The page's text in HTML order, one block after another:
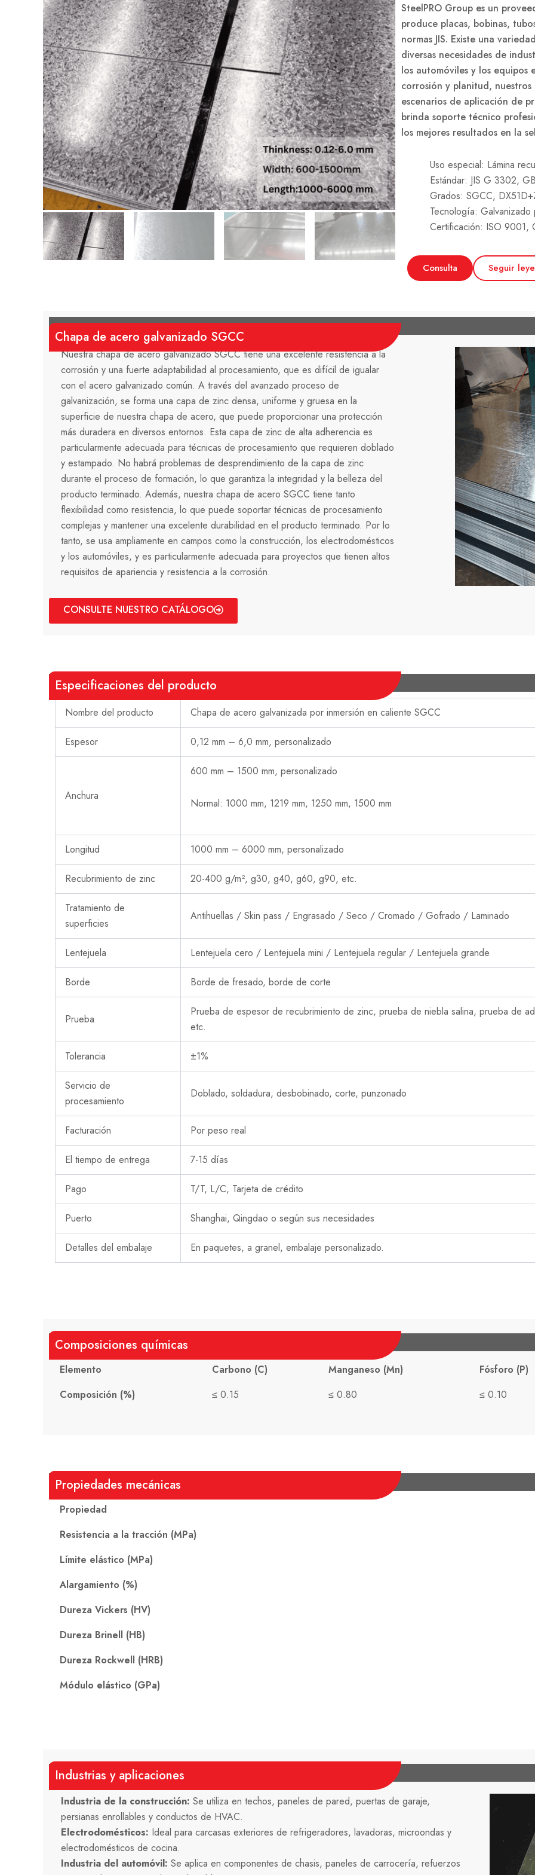
SteelPRO Group es un
produce placas, bobinas,
normas JIS. Existe una
diversas necesidades de
los automóviles y los equipos
corrosión y planitud,
escenarios de aplicación de
brinda soporte técnico
los mejores resultados en la
Uso especial: Lámina
Estándar: JIS G 3302,
Grados: SGCC,
Tecnología:
Certificación: ISO 9001,
Consulta Seguir
Chapa de acero galvanizado SGCC
Nuestra chapa de acero galvanizado SGCC tiene una excelente resistencia a la
corrosión y una fuerte adaptabilidad al procesamiento, que es difícil de igualar
con el acero galvanizado común. A través del avanzado proceso de
galvanización, se forma una capa de zinc densa, uniforme y gruesa en la
superficie de nuestra chapa de acero, que puede proporcionar una protección
más duradera en diversos entornos. Esta capa de zinc de alta adherencia es
particularmente adecuada para técnicas de procesamiento que requieren doblado
y estampado. No habrá problemas de desprendimiento de la capa de zinc
durante el proceso de formación, lo que garantiza la integridad y la belleza del
producto terminado. Además, nuestra chapa de acero SGCC tiene tanto
flexibilidad como resistencia, lo que puede soportar técnicas de procesamiento
complejas y mantener una excelente durabilidad en el producto terminado. Por lo
tanto, se usa ampliamente en campos como la construcción, los electrodomésticos
y los automóviles, y es particularmente adecuada para proyectos que tienen altos
requisitos de apariencia y resistencia a la corrosión.
CONSULTE NUESTRO CATÁLOGO
Especificaciones del producto
Nombre del producto Chapa de acero galvanizada por inmersión en caliente SGCC
Espesor 0,12 mm – 6,0 mm, personalizado
Anchura
600 mm – 1500 mm, personalizado
Normal: 1000 mm, 1219 mm, 1250 mm, 1500 mm
Longitud 1000 mm – 6000 mm, personalizado
Recubrimiento de zinc 20-400 g/m², g30, g40, g60, g90, etc.
Tratamiento de
superficies
Antihuellas / Skin pass / Engrasado / Seco / Cromado / Gofrado / Laminado
Lentejuela Lentejuela cero / Lentejuela mini / Lentejuela regular / Lentejuela grande
Borde Borde de fresado, borde de corte
Prueba
Prueba de espesor de recubrimiento de zinc, prueba de niebla salina, prueba de
etc.
Tolerancia ±1%
Servicio de
procesamiento
Doblado, soldadura, desbobinado, corte, punzonado
Facturación Por peso real
El tiempo de entrega 7-15 días
Pago T/T, L/C, Tarjeta de crédito
Puerto Shanghai, Qingdao o según sus necesidades
Detalles del embalaje En paquetes, a granel, embalaje personalizado.
Composiciones químicas
Elemento Carbono (C) Manganeso (Mn)
Fósforo (P)
Composición (%)
≤ 0.15 ≤ 0.80 ≤ 0.10
Propiedades mecánicas
Propiedad
Resistencia a la tracción (MPa)
Límite elástico (MPa)
Alargamiento (%)
Dureza Vickers (HV)
Dureza Brinell (HB)
Dureza Rockwell (HRB)
Módulo elástico (GPa)
Industrias y aplicaciones
Industria de la construcción: Se utiliza en techos, paneles de pared, puertas de garaje,
persianas enrollables y conductos de HVAC.
Electrodomésticos: Ideal para carcasas exteriores de refrigeradores, lavadoras, microondas y
electrodomésticos de cocina.
Industria del automóvil: Se aplica en componentes de chasis, paneles de carrocería, refuerzos